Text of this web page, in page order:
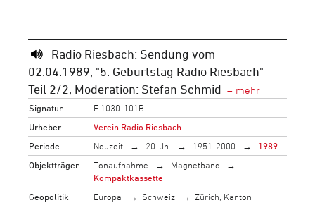
Radio Riesbach: Sendung vom
02.04.1989, "5. Geburtstag Radio Riesbach" -
Teil 2/2, Moderation: Stefan Schmid
Signatur
F 1030-101B
Urheber
Verein Radio Riesbach
Periode
Neuzeit 20. Jh. 1951-2000
1989
Objektträger
Tonaufnahme
Magnetband
Kompaktkassette
Geopolitik
Europa Schweiz
Zürich, Kanton